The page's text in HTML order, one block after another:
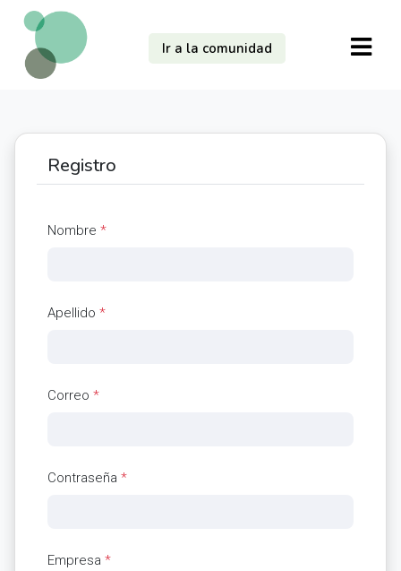
Ir a la comunidad
Registro
Nombre *
Apellido *
Correo *
Contraseña *
Empresa *